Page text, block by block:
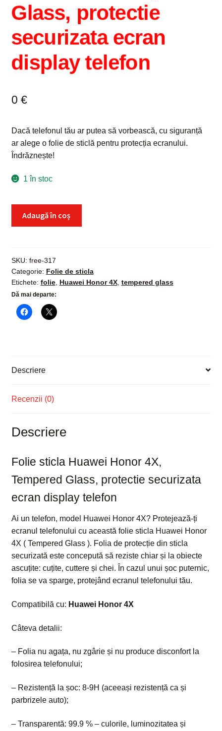
Glass, protectie
securizata ecran
display telefon
0 €
Dacă telefonul tău ar putea să vorbească, cu siguranță
ar alege o folie de sticlă pentru protecția ecranului.
Îndrăznește!
1 în stoc
Honor
4X,
Tempered
Glass,
protectie
securizata
Adaugă în coș
SKU: free-317
Categorie: Folie de sticla
Etichete: folie, Huawei Honor 4X, tempered glass
Dă mai departe:
Descriere
Recenzii (0)
Descriere
Folie sticla Huawei Honor 4X,
Tempered Glass, protectie securizata
ecran display telefon
Ai un telefon, model Huawei Honor 4X? Protejează-ți
ecranul telefonului cu această folie sticla Huawei Honor
4X ( Tempered Glass ). Folia de protecție din sticla
securizată este concepută să reziste chiar și la obiecte
ascuțite: cuțite, cuttere și chei. În cazul unui șoc puternic,
folia se va sparge, protejând ecranul telefonului tău.
Compatibilă cu: Huawei Honor 4X
Câteva detalii:
– Folia nu agața, nu zgârie și nu produce disconfort la
folosirea telefonului;
– Rezistență la șoc: 8-9H (aceeași rezistență ca și
parbrizele auto);
– Transparentă: 99.9 % – culorile, luminozitatea și